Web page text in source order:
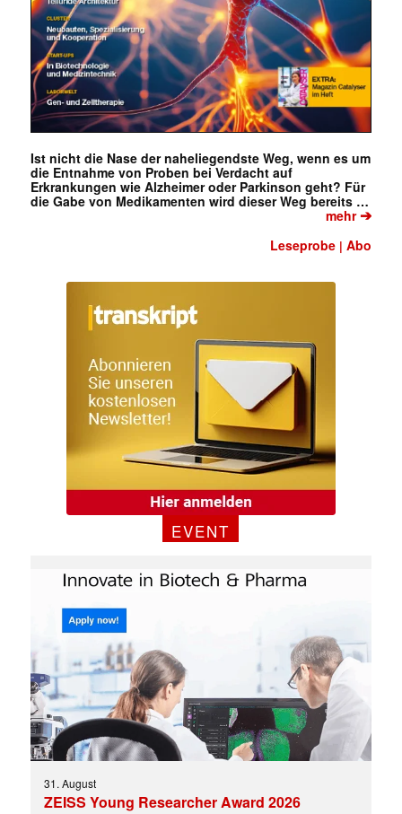
✕
Ist nicht die Nase der naheliegendste Weg, wenn es um
die Entnahme von Proben bei Verdacht auf
Erkrankungen wie Alzheimer oder Parkinson geht? Für
die Gabe von Medikamenten wird dieser Weg bereits …
mehr➔
Leseprobe |Abo
EVENT
31. August
ZEISS Young Researcher Award 2026